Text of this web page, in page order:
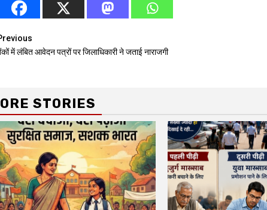
में लंबित आवेदन पत्रों पर जिलाधिकारी ने जताई नाराजगी
STORIES